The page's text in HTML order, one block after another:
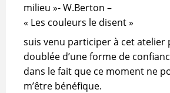
milieu »- W.Berton –
« Les couleurs le disent »
suis venu participer à cet atelier
doublée d’une forme de
dans le fait que ce moment ne
m’être bénéfique.